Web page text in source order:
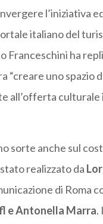
l’iniziativa
italiano del
Franceschini ha
“creare uno spazio
all’offerta culturale
sorte anche sul
realizzato da
di Roma
e Antonella Marra.